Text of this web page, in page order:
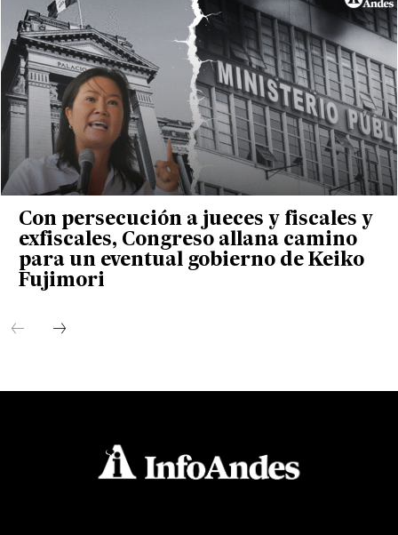
Con persecución a jueces y fiscales y
exfiscales, Congreso allana camino
para un eventual gobierno de Keiko
Fujimori